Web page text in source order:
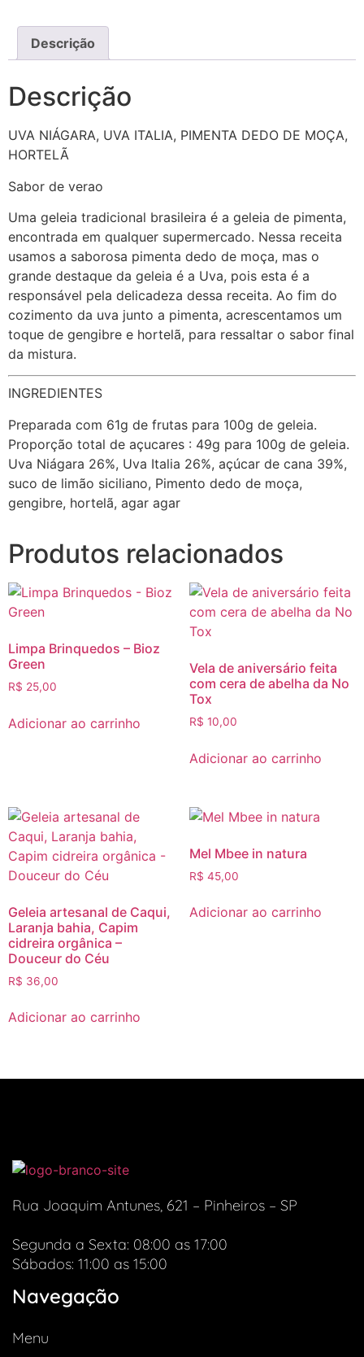
Descrição
Descrição
UVA NIÁGARA, UVA ITALIA, PIMENTA DEDO DE MOÇA,
HORTELÃ
Sabor de verao
Uma geleia tradicional brasileira é a geleia de pimenta,
encontrada em qualquer supermercado. Nessa receita
usamos a saborosa pimenta dedo de moça, mas o
grande destaque da geleia é a Uva, pois esta é a
responsável pela delicadeza dessa receita. Ao fim do
cozimento da uva junto a pimenta, acrescentamos um
toque de gengibre e hortelã, para ressaltar o sabor final
da mistura.
INGREDIENTES
Preparada com 61g de frutas para 100g de geleia.
Proporção total de açucares : 49g para 100g de geleia.
Uva Niágara 26%, Uva Italia 26%, açúcar de cana 39%,
suco de limão siciliano, Pimento dedo de moça,
gengibre, hortelã, agar agar
Produtos relacionados
Limpa Brinquedos – Bioz
Green
R$ 25,00
Adicionar ao carrinho
Vela de aniversário feita
com cera de abelha da No
Tox
R$ 10,00
Adicionar ao carrinho
Geleia artesanal de Caqui,
Laranja bahia, Capim
cidreira orgânica –
Douceur do Céu
R$ 36,00
Adicionar ao carrinho
Mel Mbee in natura
R$ 45,00
Adicionar ao carrinho
Rua Joaquim Antunes, 621 – Pinheiros – SP
Segunda a Sexta: 08:00 as 17:00
Sábados: 11:00 as 15:00
Navegação
Menu